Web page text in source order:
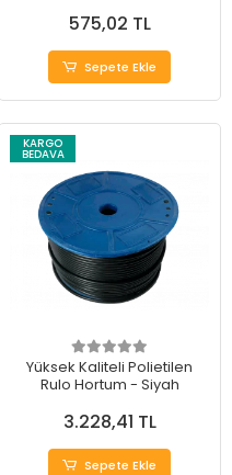
575,02 TL
Sepete Ekle
KARGO
BEDAVA
Yüksek Kaliteli Polietilen
Rulo Hortum - Siyah
3.228,41 TL
Sepete Ekle